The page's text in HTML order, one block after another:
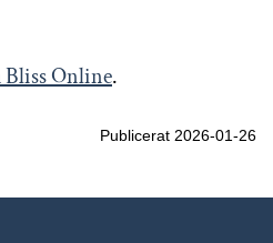
Bliss Online.
Publicerat 2026-01-26